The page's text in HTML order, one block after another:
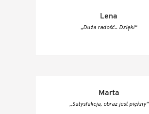
Lena
„Duża radość.. Dzięki“
Marta
„Satysfakcja, obraz jest piękny“